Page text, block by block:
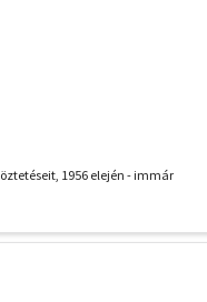
1956 elején - immár